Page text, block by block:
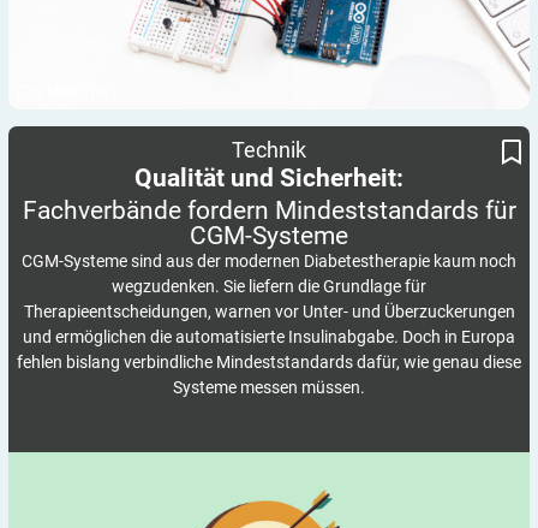
Fachverbände fordern Mindeststandards für CGM-Systeme
Technik
Qualität und Sicherheit:
Fachverbände fordern Mindeststandards für
CGM-Systeme
CGM-Systeme sind aus der modernen Diabetestherapie kaum noch
wegzudenken. Sie liefern die Grundlage für
Therapieentscheidungen, warnen vor Unter- und Überzuckerungen
und ermöglichen die automatisierte Insulinabgabe. Doch in Europa
fehlen bislang verbindliche Mindeststandards dafür, wie genau diese
Systeme messen müssen.